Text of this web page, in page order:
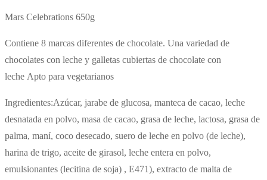
Mars Celebrations 650g
Contiene 8 marcas diferentes de chocolate. Una variedad de
chocolates con leche y galletas cubiertas de chocolate con
leche Apto para vegetarianos
Ingredientes:Azúcar, jarabe de glucosa, manteca de cacao, leche
desnatada en polvo, masa de cacao, grasa de leche, lactosa, grasa de
palma, maní, coco desecado, suero de leche en polvo (de leche),
harina de trigo, aceite de girasol, leche entera en polvo,
emulsionantes (lecitina de soja) , E471), extracto de malta de